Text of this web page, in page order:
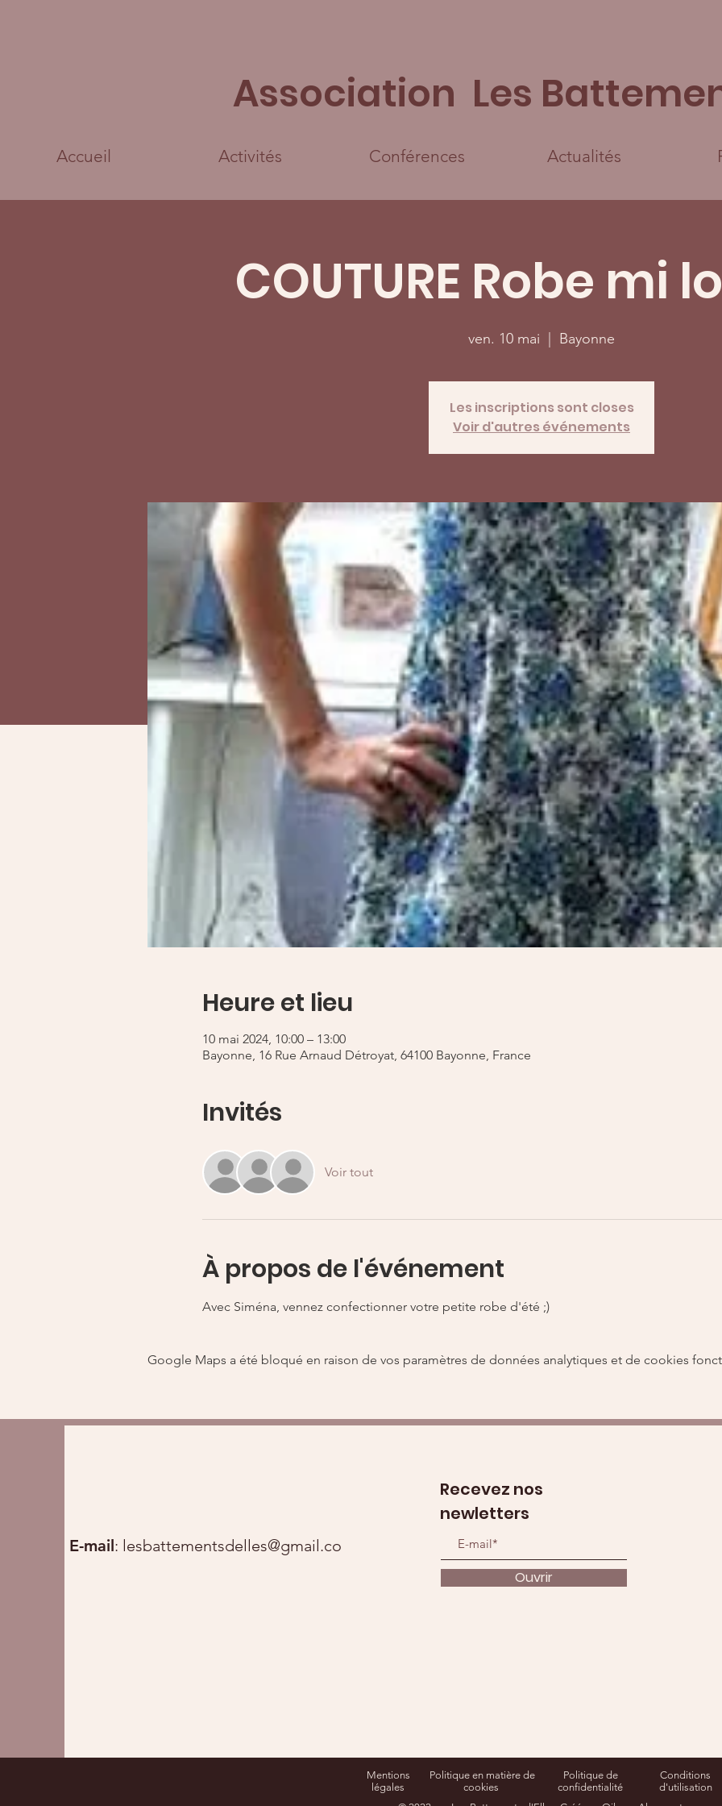
Association Les
Accueil Activités Conférences Actualités
COUTURE Robe mi
ven. 10 mai Bayonne
Les inscriptions sont closes
Voir d'autres événements
Heure et lieu
10 mai 2024, 10:00 – 13:00
Bayonne, 16 Rue Arnaud Détroyat, 64100 Bayonne, France
Invités
Voir tout
À propos de l'événement
Avec Siména, vennez confectionner votre petite robe d'été ;)
Google Maps a été bloqué en raison de vos paramètres de données analytiques et de cookies
E-mail: lesbattementsdelles@gmail.com
Recevez nos
newletters
Ouvrir
Mentions
légales
Politique en matière de
cookies
Politique de
confidentialité
Conditions
d'utilisation